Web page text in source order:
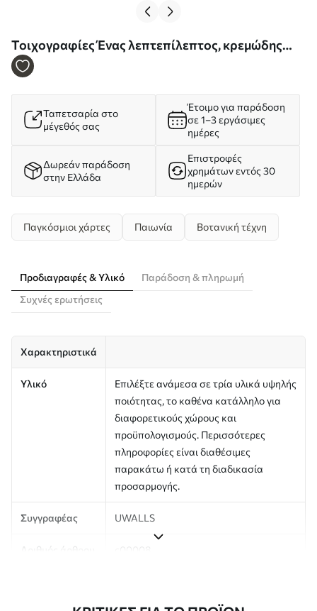
Τοιχογραφίες Ένας λεπτεπίλεπτος, κρεμώδης
χάρτης του κόσμου φτιαγμένος από λουλούδια
Ταπετσαρία στο
μέγεθός σας
Έτοιμο για παράδοση
σε 1–3 εργάσιμες
ημέρες
Δωρεάν παράδοση
στην Ελλάδα
Επιστροφές
χρημάτων εντός 30
ημερών
Παγκόσμιοι χάρτες Παιωνία Βοτανική τέχνη
Προδιαγραφές & Υλικό
Παράδοση & πληρωμή
Συχνές ερωτήσεις
Χαρακτηριστικά
Υλικό
Επιλέξτε ανάμεσα σε τρία υλικά υψηλής
ποιότητας, το καθένα κατάλληλο για
διαφορετικούς χώρους και
προϋπολογισμούς. Περισσότερες
πληροφορίες είναι διαθέσιμες
παρακάτω ή κατά τη διαδικασία
προσαρμογής.
Συγγραφέας UWALLS
Αριθμός άρθρου